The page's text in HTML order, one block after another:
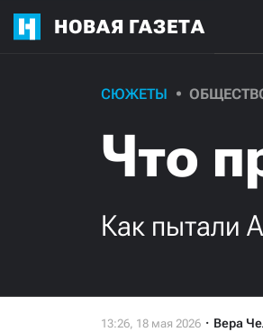
НОВАЯ ГАЗЕТА
СЮЖЕТЫ
Что
Как пытали
Вера